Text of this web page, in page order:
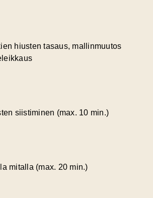
hiusten tasaus, mallinmuutos
siistiminen (max. 10 min.)
mitalla (max. 20 min.)